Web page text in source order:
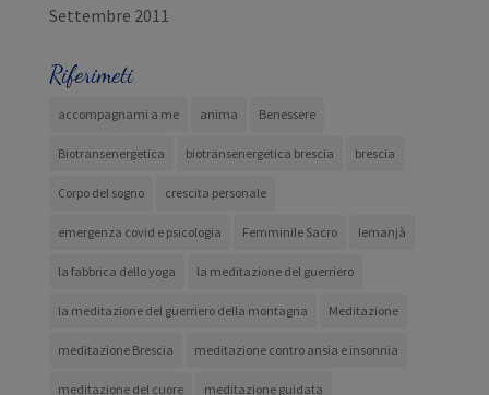
Settembre 2011
Riferimeti
accompagnami a me anima Benessere
Biotransenergetica biotransenergetica brescia brescia
Corpo del sogno crescita personale
emergenza covid e psicologia Femminile Sacro Iemanjà
la fabbrica dello yoga la meditazione del guerriero
la meditazione del guerriero della montagna Meditazione
meditazione Brescia meditazione contro ansia e insonnia
meditazione del cuore meditazione guidata